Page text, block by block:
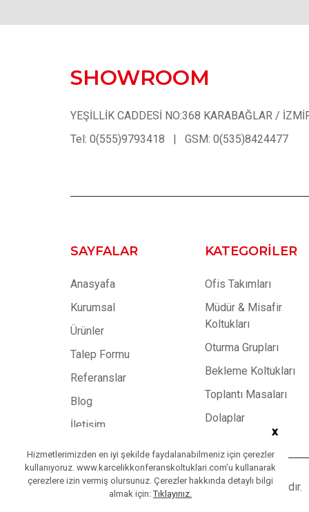
SHOWROOM
YEŞİLLİK CADDESİ NO:368 KARABAĞLAR /
Tel: 0(555)9793418 | GSM: 0(535)8424477
SAYFALAR
Anasyafa
Kurumsal
Ürünler
Talep Formu
Referanslar
Blog
İletişim
KATEGORILER
Ofis Takımları
Müdür & Misafir
Koltukları
Oturma Grupları
Bekleme Koltukları
Toplantı Masaları
Dolaplar
Copyright © 2023Karçelik| Tüm Hakları Saklıdır.
x
Hizmetlerimizden en iyi şekilde faydalanabilmeniz için çerezler
kullanıyoruz. www.karcelikkonferanskoltuklari.com’u kullanarak
çerezlere izin vermiş olursunuz. Çerezler hakkında detaylı bilgi
almak için:Tıklayınız.